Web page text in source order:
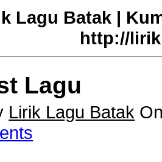
Lagu Batak |
http://
Lagu
Lirik Lagu Batak